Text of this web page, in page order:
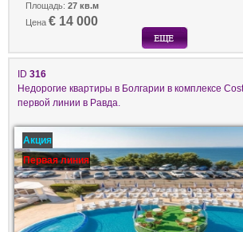
Площадь: 27 кв.м
Цена € 14 000
ID 316
Недорогие квартиры в Болгарии в комплексе
первой линии в Равда.
Акция
Первая линия